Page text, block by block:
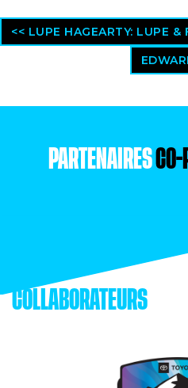
<< LUPE HAGEARTY: LUPE &
PARTENAIRESCO-
COLLABORATEURS